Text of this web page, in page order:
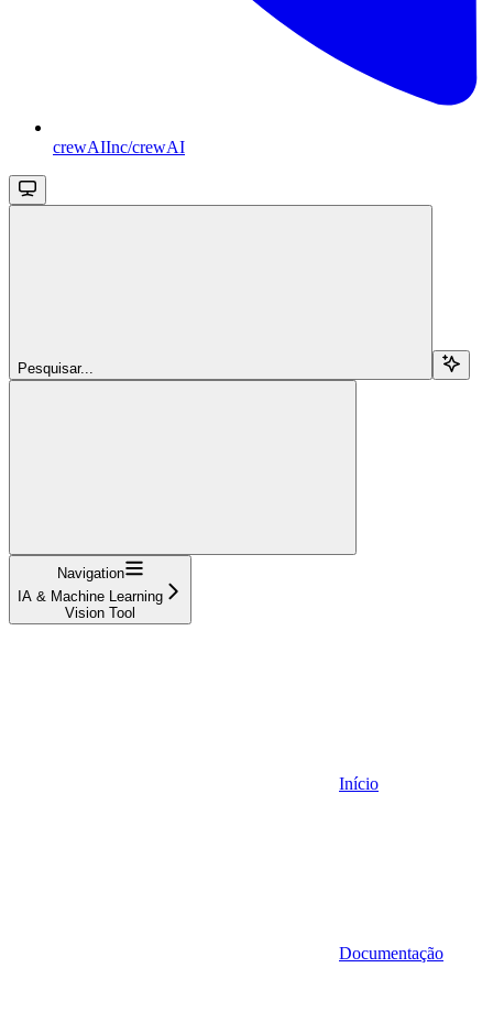
crewAIInc/crewAI
Pesquisar...
Navigation
IA & Machine Learning
Vision Tool
Início
Documentação